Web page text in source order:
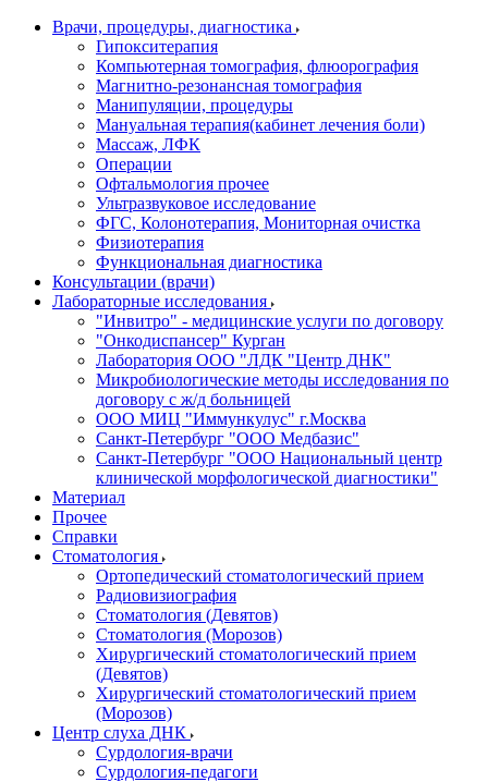
Врачи, процедуры, диагностика
Гипокситерапия
Компьютерная томография, флюорография
Магнитно-резонансная томография
Манипуляции, процедуры
Мануальная терапия(кабинет лечения боли)
Массаж, ЛФК
Операции
Офтальмология прочее
Ультразвуковое исследование
ФГС, Колонотерапия, Мониторная очистка
Физиотерапия
Функциональная диагностика
Консультации (врачи)
Лабораторные исследования
"Инвитро" - медицинские услуги по договору
"Онкодиспансер" Курган
Лаборатория ООО "ЛДК "Центр ДНК"
Микробиологические методы исследования по
договору с ж/д больницей
ООО МИЦ "Иммункулус" г.Москва
Санкт-Петербург "ООО Медбазис"
Санкт-Петербург "ООО Национальный центр
клинической морфологической диагностики"
Материал
Прочее
Справки
Стоматология
Ортопедический стоматологический прием
Радиовизиография
Стоматология (Девятов)
Стоматология (Морозов)
Хирургический стоматологический прием
(Девятов)
Хирургический стоматологический прием
(Морозов)
Центр слуха ДНК
Сурдология-врачи
Сурдология-педагоги